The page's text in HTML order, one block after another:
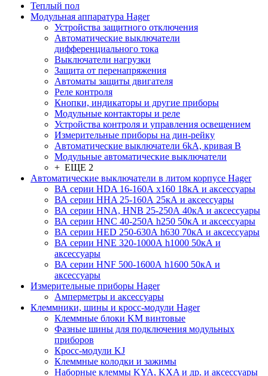
Теплый пол
Модульная аппаратура Hager
Устройства защитного отключения
Автоматические выключатели
дифференциального тока
Выключатели нагрузки
Защита от перенапряжения
Автоматы защиты двигателя
Реле контроля
Кнопки, индикаторы и другие приборы
Модульные контакторы и реле
Устройства контроля и управления освещением
Измерительные приборы на дин-рейку
Автоматические выключатели 6kA, кривая В
Модульные автоматические выключатели
+ ЕЩЕ 2
Автоматические выключатели в литом корпусе Hager
ВА серии HDA 16-160А x160 18кА и аксессуары
ВА серии HHA 25-160А 25кА и аксессуары
ВА серии HNA, HNB 25-250А 40кА и аксессуары
ВА серии HNC 40-250А h250 50кА и аксессуары
ВА серии HED 250-630А h630 70кА и аксессуары
ВА серии HNE 320-1000А h1000 50кА и
аксессуары
ВА серии HNF 500-1600А h1600 50кА и
аксессуары
Измерительные приборы Hager
Амперметры и аксессуары
Клеммники, шины и кросс-модули Hager
Клеммные блоки KM винтовые
Фазные шины для подключения модульных
приборов
Кросс-модули KJ
Клеммные колодки и зажимы
Наборные клеммы KYA, KXA и др. и аксессуары